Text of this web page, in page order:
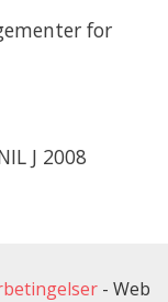
for
J 2008
- Web